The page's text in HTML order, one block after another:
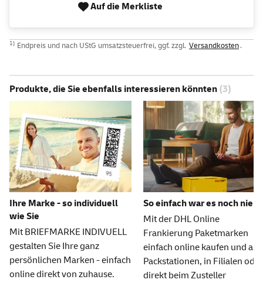
Auf die Merkliste
1) Endpreis und nach UStG umsatzsteuerfrei, ggf. zzgl. Versandkosten.
Produkte, die Sie ebenfalls interessieren könnten (3)
Ihre Marke - so individuell
wie Sie
Mit BRIEFMARKE INDIVUELL
gestalten Sie Ihre ganz
persönlichen Marken - einfach
online direkt von zuhause.
So einfach war es noch nie
Mit der DHL Online
Frankierung Paketmarken
einfach online kaufen und an
Packstationen, in Filialen oder
direkt beim Zusteller